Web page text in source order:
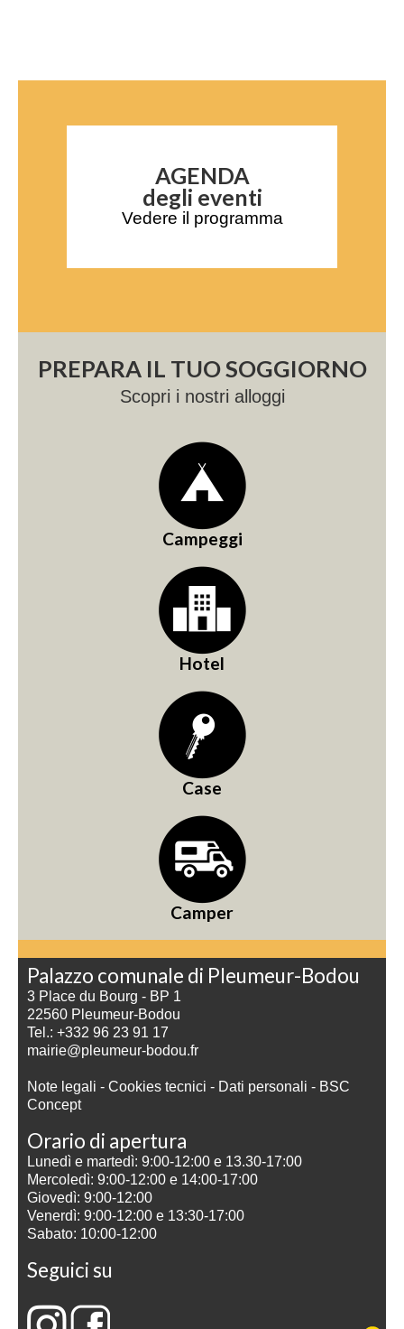
AGENDA
degli eventi
Vedere il programma
PREPARA IL TUO SOGGIORNO
Scopri i nostri alloggi
Campeggi
Hotel
Case
Camper
Palazzo comunale di Pleumeur-Bodou
3 Place du Bourg - BP 1
22560 Pleumeur-Bodou
Tel.: +332 96 23 91 17
mairie@pleumeur-bodou.fr
Note legali - Cookies tecnici - Dati personali - BSC
Concept
Orario di apertura
Lunedì e martedì: 9:00-12:00 e 13.30-17:00
Mercoledì: 9:00-12:00 e 14:00-17:00
Giovedì: 9:00-12:00
Venerdì: 9:00-12:00 e 13:30-17:00
Sabato: 10:00-12:00
Seguici su